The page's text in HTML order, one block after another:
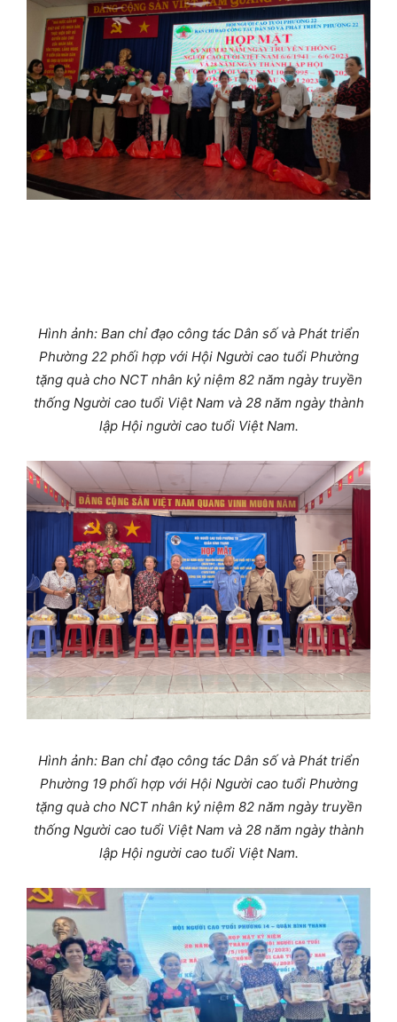
Hình ảnh: Ban chỉ đạo công tác Dân số và Phát triển
Phường 22 phối hợp với Hội Người cao tuổi Phường
tặng quà cho NCT nhân kỷ niệm 82 năm ngày truyền
thống Người cao tuổi Việt Nam và 28 năm ngày thành
lập Hội người cao tuổi Việt Nam.
Hình ảnh: Ban chỉ đạo công tác Dân số và Phát triển
Phường 19phối hợp với Hội Người cao tuổi Phường
tặng quà cho NCT nhân kỷ niệm 82 năm ngày truyền
thống Người cao tuổi Việt Nam và 28 năm ngày thành
lập Hội người cao tuổi Việt Nam.